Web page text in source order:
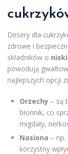
Desery dla
zdrowe i
składników o
powodują
najlepszych opcji
Orzechy – są
błonnik, co
migdały,
Nasiona – np.
korzystny